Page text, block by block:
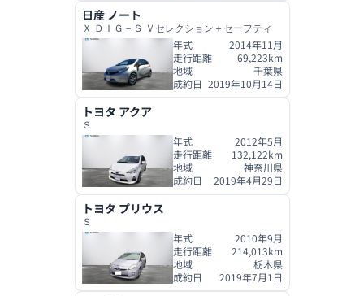
日産 ノート
Ｘ ＤＩＧ－Ｓ Ｖセレクション＋セーフティ
年式
2014年11月
走行距離
69,223km
地域
千葉県
成約日 2019年10月14日
トヨタ アクア
Ｓ
年式
2012年5月
走行距離
132,122km
地域
神奈川県
成約日
2019年4月29日
トヨタ プリウス
Ｓ
年式
2010年9月
走行距離
214,013km
地域
栃木県
成約日
2019年7月1日